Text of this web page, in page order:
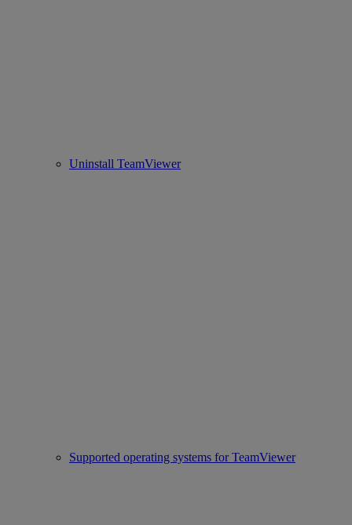
Uninstall TeamViewer
Supported operating systems for TeamViewer